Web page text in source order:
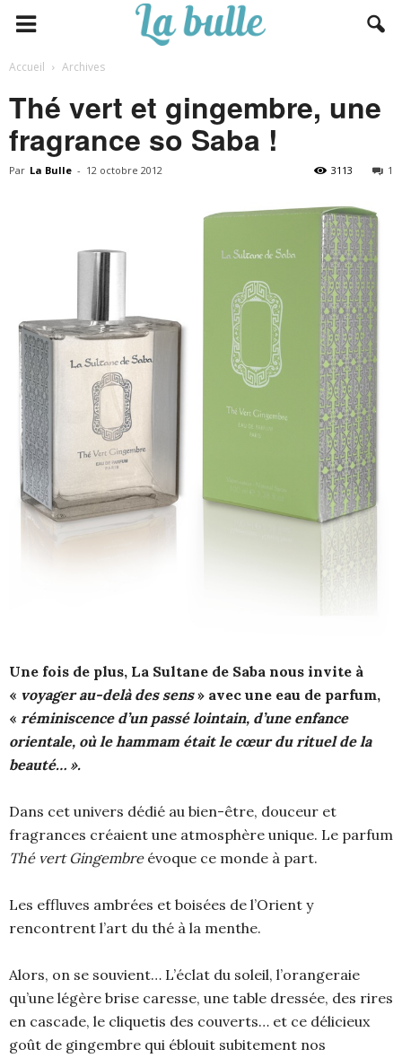
Accueil Archives
Thé vert et gingembre, une
fragrance so Saba !
Par La Bulle - 12 octobre 2012 1
3113
Une fois de plus, La Sultane de Saba nous invite à
« voyager au-delà des sens» avec une eau de parfum,
« réminiscence d’un passé lointain, d’une enfance
orientale, où le hammam était le cœur du rituel de la
beauté… ».
Dans cet univers dédié au bien-être, douceur et
fragrances créaient une atmosphère unique. Le parfum
Thé vert Gingembre évoque ce monde à part.
Les effluves ambrées et boisées de l’Orient y
rencontrent l’art du thé à la menthe.
Alors, on se souvient… L’éclat du soleil, l’orangeraie
qu’une légère brise caresse, une table dressée, des rires
en cascade, le cliquetis des couverts… et ce délicieux
goût de gingembre qui éblouit subitement nos